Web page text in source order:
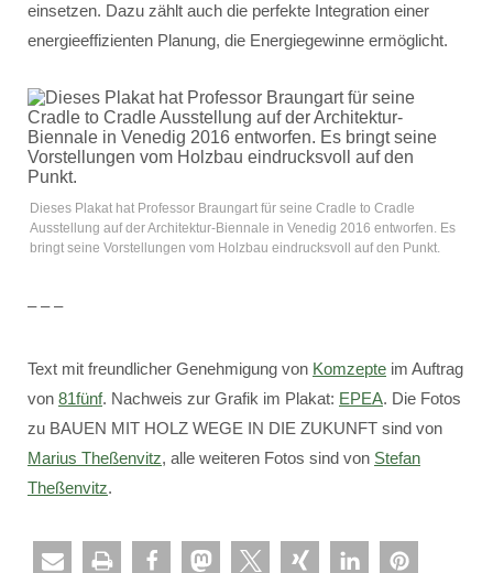
einsetzen. Dazu zählt auch die perfekte Integration einer
energieeffizienten Planung, die Energiegewinne ermöglicht.
Dieses Plakat hat Professor Braungart für seine Cradle to Cradle
Ausstellung auf der Architektur-Biennale in Venedig 2016 entworfen. Es
bringt seine Vorstellungen vom Holzbau eindrucksvoll auf den Punkt.
– – –
Text mit freundlicher Genehmigung von Komzepte im Auftrag
von 81fünf. Nachweis zur Grafik im Plakat: EPEA. Die Fotos
zu BAUEN MIT HOLZ WEGE IN DIE ZUKUNFT sind von
Marius Theßenvitz, alle weiteren Fotos sind von Stefan
Theßenvitz.